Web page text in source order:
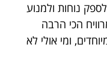
נוחות ולמנוע
הכי הרבה
ומי אולי לא